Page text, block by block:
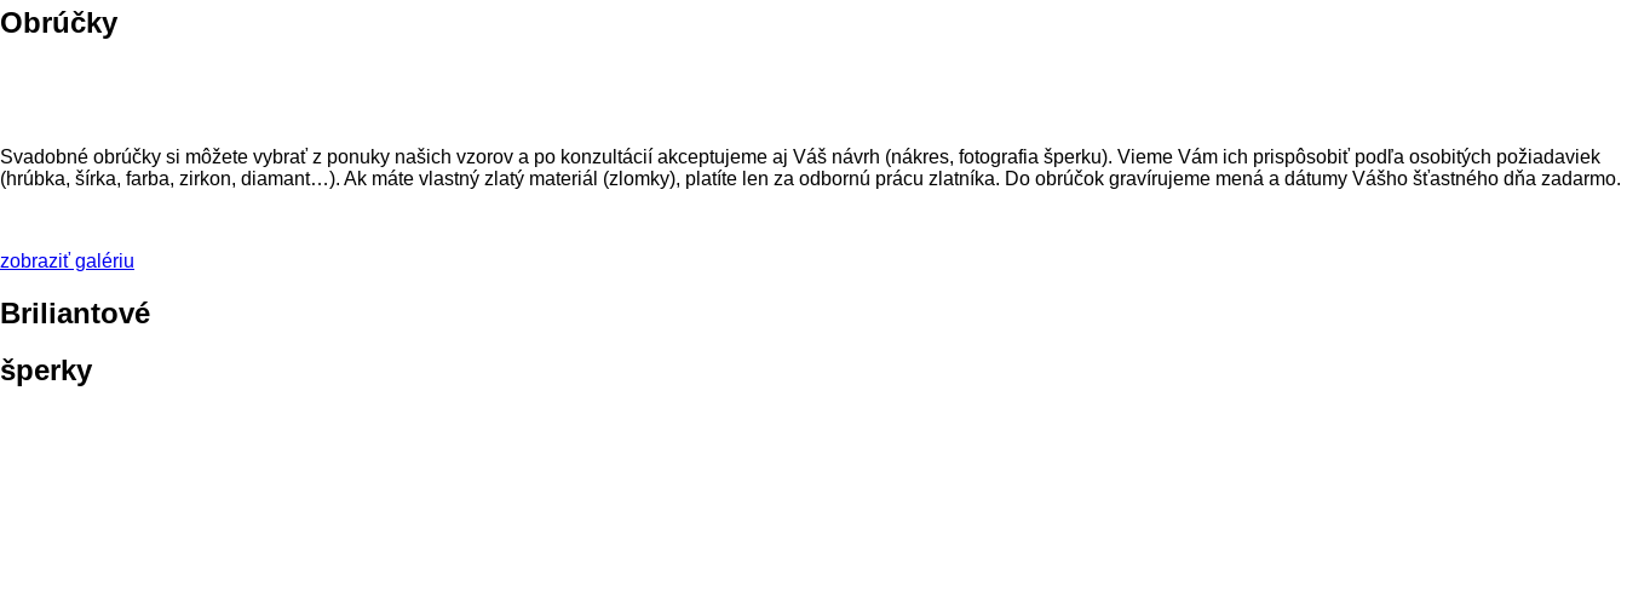
Obrúčky
Svadobné obrúčky si môžete vybrať z ponuky našich vzorov a po konzultácií akceptujeme aj Váš návrh (nákres, fotografia šperku). Vieme Vám ich prispôsobiť podľa osobitých požiadaviek
(hrúbka, šírka, farba, zirkon, diamant…). Ak máte vlastný zlatý materiál (zlomky), platíte len za odbornú prácu zlatníka. Do obrúčok gravírujeme mená a dátumy Vášho šťastného dňa zadarmo.
zobraziť galériu
Briliantové
šperky